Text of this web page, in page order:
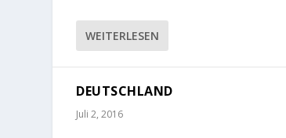
WEITERLESEN
DEUTSCHLAND
Juli 2, 2016